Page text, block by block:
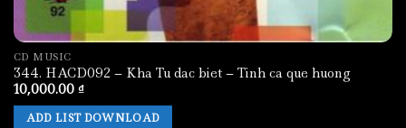
CD MUSIC
344. HACD092 – Kha Tu dac biet – Tinh ca que huong
10,000.00 ₫
ADD LIST DOWNLOAD